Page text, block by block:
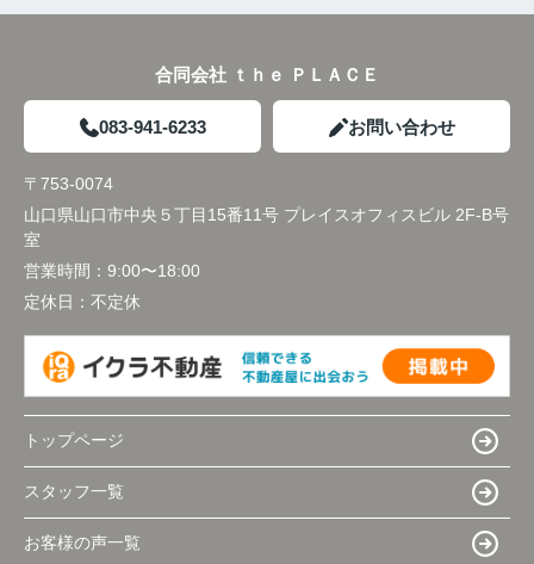
合同会社 ｔｈｅ ＰＬＡＣＥ
083-941-6233 お問い合わせ
〒753-0074
山口県山口市中央５丁目15番11号 プレイスオフィスビル 2F-B号
室
営業時間： 9:00〜18:00
定休日： 不定休
トップページ
スタッフ一覧
お客様の声一覧